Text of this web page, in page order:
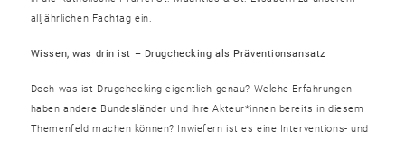
alljährlichen Fachtag ein.
Wissen, was drin ist – Drugchecking als Präventionsansatz
Doch was ist Drugchecking eigentlich genau? Welche Erfahrungen
haben andere Bundesländer und ihre Akteur*innen bereits in diesem
Themenfeld machen können? Inwiefern ist es eine Interventions- und